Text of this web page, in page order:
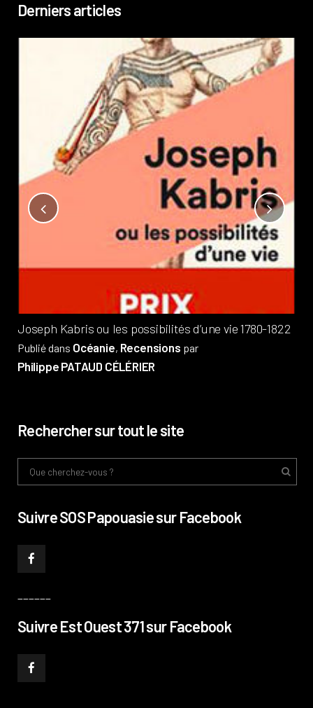
Derniers articles
Joseph Kabris ou les possibilités d’une vie 1780-1822
Publié dans Océanie, Recensions par
Philippe PATAUD CÉLÉRIER
Rechercher sur tout le site
Suivre SOS Papouasie sur Facebook
Suivre Est Ouest 371 sur Facebook